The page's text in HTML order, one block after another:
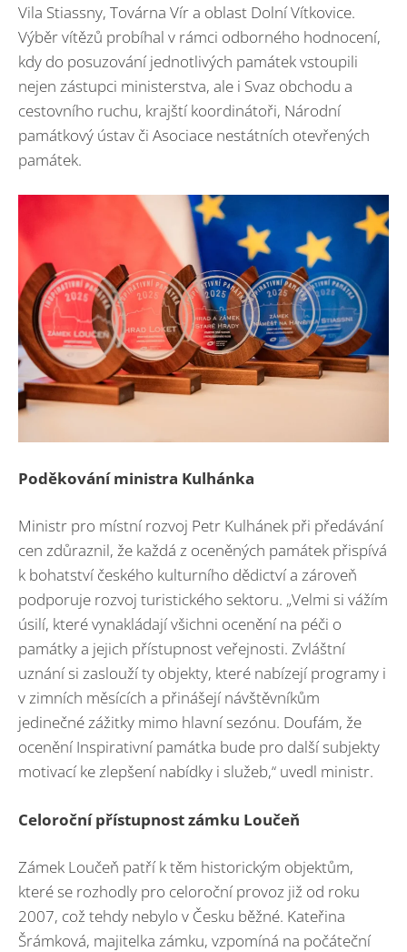
Vila Stiassny, Továrna Vír a oblast Dolní Vítkovice.
Výběr vítězů probíhal v rámci odborného hodnocení,
kdy do posuzování jednotlivých památek vstoupili
nejen zástupci ministerstva, ale i Svaz obchodu a
cestovního ruchu, krajští koordinátoři, Národní
památkový ústav či Asociace nestátních otevřených
památek.
Poděkování ministra Kulhánka
Ministr pro místní rozvoj Petr Kulhánek při předávání
cen zdůraznil, že každá z oceněných památek přispívá
k bohatství českého kulturního dědictví a zároveň
podporuje rozvoj turistického sektoru. „Velmi si vážím
úsilí, které vynakládají všichni ocenění na péči o
památky a jejich přístupnost veřejnosti. Zvláštní
uznání si zaslouží ty objekty, které nabízejí programy i
v zimních měsících a přinášejí návštěvníkům
jedinečné zážitky mimo hlavní sezónu. Doufám, že
ocenění Inspirativní památka bude pro další subjekty
motivací ke zlepšení nabídky i služeb,“ uvedl ministr.
Celoroční přístupnost zámku Loučeň
Zámek Loučeň patří k těm historickým objektům,
které se rozhodly pro celoroční provoz již od roku
2007, což tehdy nebylo v Česku běžné. Kateřina
Šrámková, majitelka zámku, vzpomíná na počáteční